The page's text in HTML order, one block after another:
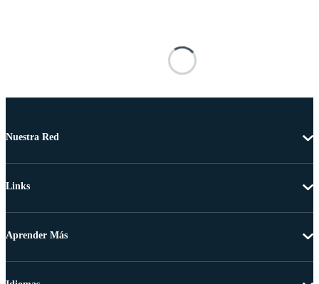
Nuestra Red
Links
Aprender Más